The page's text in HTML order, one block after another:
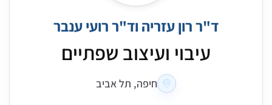
ד"ר רון עזריה וד"ר רועי ענבר
עיבוי ועיצוב שפתיים
חיפה, תל אביב